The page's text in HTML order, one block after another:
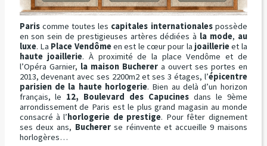
Pariscomme toutes les capitales internationalespossède
en son sein de prestigieuses artères dédiées à la mode, au
luxe. La Place Vendômeen est le cœur pour la joaillerieet la
haute joaillerie. À proximité de la place Vendôme et de
l’Opéra Garnier, la maison Bucherera ouvert ses portes en
2013, devenant avec ses 2200m2 et ses 3 étages, l’épicentre
parisien de la haute horlogerie. Bien au delà d’un horizon
français, le 12, Boulevard des Capucines dans le 9ème
arrondissement de Paris est le plus grand magasin au monde
consacré à l’ horlogerie de prestige. Pour fêter dignement
ses deux ans, Buchererse réinvente et accueille 9 maisons
horlogères…